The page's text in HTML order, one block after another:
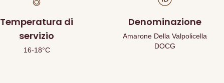
Temperatura di
servizio
16-18°C
Denominazione
Amarone Della Valpolicella
DOCG